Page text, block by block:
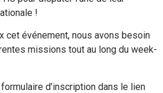
!
cet événement, nous avons besoin
missions tout au long du week-
d’inscription dans le lien